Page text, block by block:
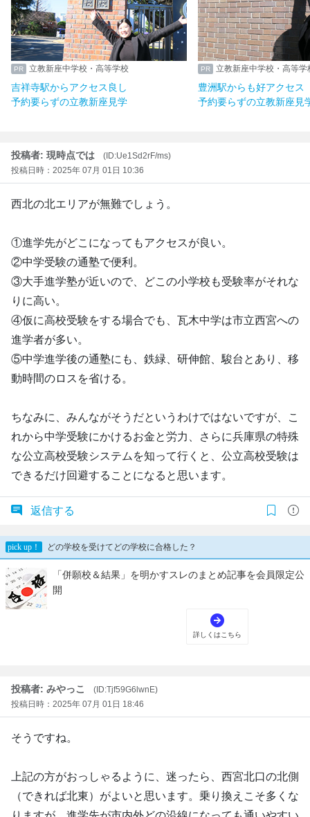
立教新座中学校・高等学校
吉祥寺駅からアクセス良し
予約要らずの立教新座見学
立教新座中学校・高等学
豊洲駅からも好アクセス
予約要らずの立教新座見
投稿者: 現時点では
(ID:Ue1Sd2rF/ms)
投稿日時：2025年 07月 01日 10:36
西北の北エリアが無難でしょう。
①進学先がどこになってもアクセスが良い。
②中学受験の通塾で便利。
③大手進学塾が近いので、どこの小学校も受験率がそれな
りに高い。
④仮に高校受験をする場合でも、瓦木中学は市立西宮への
進学者が多い。
⑤中学進学後の通塾にも、鉄緑、研伸館、駿台とあり、移
動時間のロスを省ける。
ちなみに、みんながそうだというわけではないですが、こ
れから中学受験にかけるお金と労力、さらに兵庫県の特殊
な公立高校受験システムを知って行くと、公立高校受験は
できるだけ回避することになると思います。
返信する
投稿者: みやっこ
(ID:Tjf59G6lwnE)
投稿日時：2025年 07月 01日 18:46
そうですね。
上記の方がおっしゃるように、迷ったら、西宮北口の北側
（できれば北東）がよいと思います。乗り換えこそ多くな